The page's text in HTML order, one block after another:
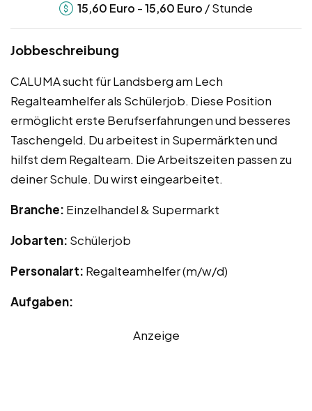
15,60 Euro -15,60 Euro / Stunde
Jobbeschreibung
CALUMA sucht für Landsberg am Lech
Regalteamhelfer als Schülerjob. Diese Position
ermöglicht erste Berufserfahrungen und besseres
Taschengeld. Du arbeitest in Supermärkten und
hilfst dem Regalteam. Die Arbeitszeiten passen zu
deiner Schule. Du wirst eingearbeitet.
Branche: Einzelhandel & Supermarkt
Jobarten: Schülerjob
Personalart: Regalteamhelfer (m/w/d)
Aufgaben:
Anzeige